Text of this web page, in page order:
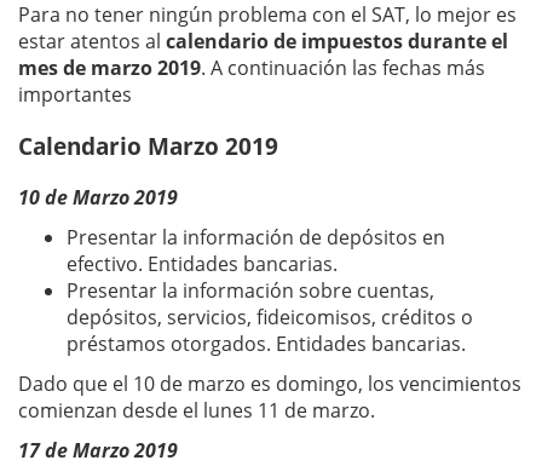
Para no tener ningún problema con el SAT, lo mejor es
estar atentos al calendario de impuestos durante el
mes de marzo 2019. A continuación las fechas más
importantes
Calendario Marzo 2019
10 de Marzo2019
Presentar la información de depósitos en
efectivo. Entidades bancarias.
Presentar la información sobre cuentas,
depósitos, servicios, fideicomisos, créditos o
préstamos otorgados. Entidades bancarias.
Dado que el 10 de marzo es domingo, los vencimientos
comienzan desde el lunes 11 de marzo.
17 de Marzo2019